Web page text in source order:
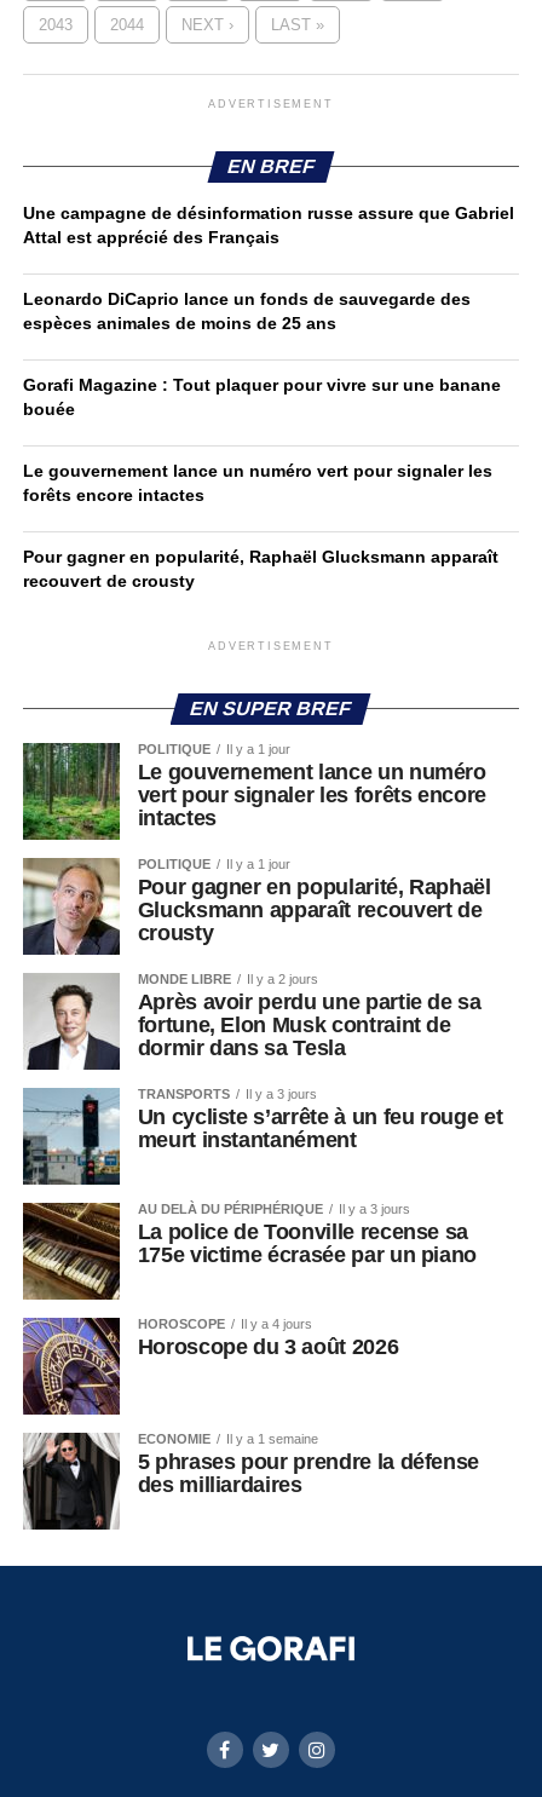
2043 2044 NEXT › LAST »
ADVERTISEMENT
EN BREF
Une campagne de désinformation russe assure que Gabriel
Attal est apprécié des Français
Leonardo DiCaprio lance un fonds de sauvegarde des
espèces animales de moins de 25 ans
Gorafi Magazine : Tout plaquer pour vivre sur une banane
bouée
Le gouvernement lance un numéro vert pour signaler les
forêts encore intactes
Pour gagner en popularité, Raphaël Glucksmann apparaît
recouvert de crousty
ADVERTISEMENT
EN SUPER BREF
POLITIQUE Il y a 1 jour
Le gouvernement lance un numéro
vert pour signaler les forêts encore
intactes
POLITIQUE Il y a 1 jour
Pour gagner en popularité, Raphaël
Glucksmann apparaît recouvert de
crousty
MONDE LIBRE Il y a 2 jours
Après avoir perdu une partie de sa
fortune, Elon Musk contraint de
dormir dans sa Tesla
TRANSPORTS Il y a 3 jours
Un cycliste s’arrête à un feu rouge et
meurt instantanément
AU DELÀ DU PÉRIPHÉRIQUE Il y a 3 jours
La police de Toonville recense sa
175e victime écrasée par un piano
HOROSCOPE Il y a 4 jours
Horoscope du 3 août 2026
ECONOMIE Il y a 1 semaine
5 phrases pour prendre la défense
des milliardaires